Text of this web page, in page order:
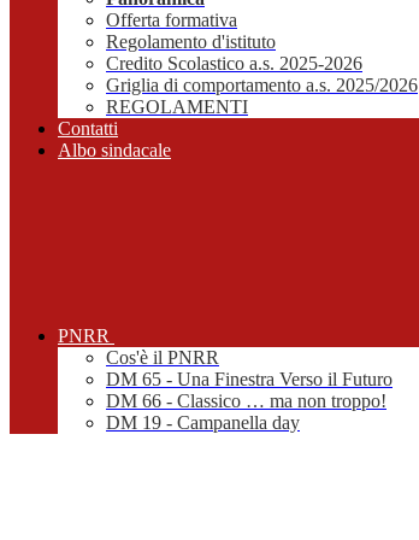
Offerta formativa
Regolamento d'istituto
Credito Scolastico a.s. 2025-2026
Griglia di comportamento a.s. 2025/2026
REGOLAMENTI
Contatti
Albo sindacale
PNRR
Cos'è il PNRR
DM 65 - Una Finestra Verso il Futuro
DM 66 - Classico … ma non troppo!
DM 19 - Campanella day